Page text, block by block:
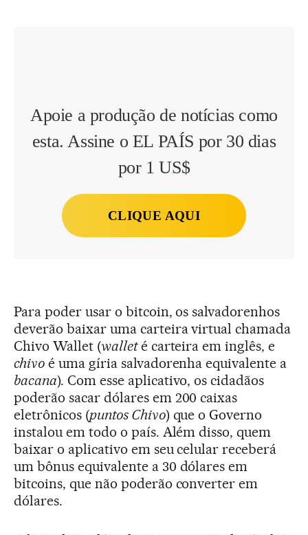
Apoie a produção de notícias como
esta. Assine o EL PAÍS por 30 dias
por 1 US$
CLIQUE AQUI
Para poder usar o bitcoin, os salvadorenhos
deverão baixar uma carteira virtual chamada
Chivo Wallet (walleté carteira em inglês, e
chivoé uma gíria salvadorenha equivalente a
bacana). Com esse aplicativo, os cidadãos
poderão sacar dólares em 200 caixas
eletrônicos (puntos Chivo) que o Governo
instalou em todo o país. Além disso, quem
baixar o aplicativo em seu celular receberá
um bônus equivalente a 30 dólares em
bitcoins, que não poderão converter em
dólares.